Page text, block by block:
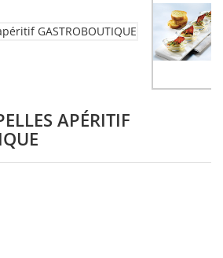
APÉRITIF